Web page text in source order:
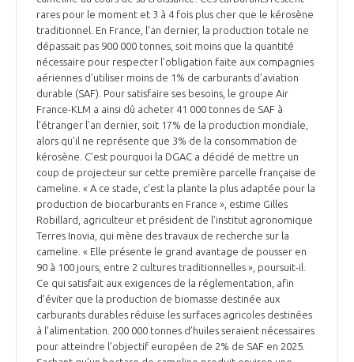
rares pour le moment et 3 à 4 fois plus cher que le kérosène
traditionnel. En France, l’an dernier, la production totale ne
dépassait pas 900 000 tonnes, soit moins que la quantité
nécessaire pour respecter l’obligation faite aux compagnies
aériennes d’utiliser moins de 1% de carburants d’aviation
durable (SAF). Pour satisfaire ses besoins, le groupe Air
France-KLM a ainsi dû acheter 41 000 tonnes de SAF à
l’étranger l’an dernier, soit 17% de la production mondiale,
alors qu’il ne représente que 3% de la consommation de
kérosène. C’est pourquoi la DGAC a décidé de mettre un
coup de projecteur sur cette première parcelle française de
cameline. « A ce stade, c’est la plante la plus adaptée pour la
production de biocarburants en France », estime Gilles
Robillard, agriculteur et président de l’institut agronomique
Terres Inovia, qui mène des travaux de recherche sur la
cameline. « Elle présente le grand avantage de pousser en
90 à 100 jours, entre 2 cultures traditionnelles », poursuit-il.
Ce qui satisfait aux exigences de la réglementation, afin
d’éviter que la production de biomasse destinée aux
carburants durables réduise les surfaces agricoles destinées
à l’alimentation. 200 000 tonnes d’huiles seraient nécessaires
pour atteindre l’objectif européen de 2% de SAF en 2025.